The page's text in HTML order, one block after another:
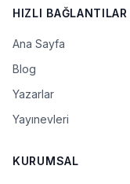
HIZLI BAĞLANTILAR
Ana Sayfa
Blog
Yazarlar
Yayınevleri
KURUMSAL